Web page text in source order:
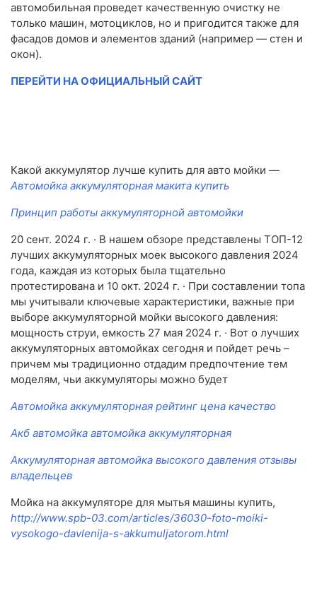
автомобильная проведет качественную очистку не
только машин, мотоциклов, но и пригодится также для
фасадов домов и элементов зданий (например — стен и
окон).
ПЕРЕЙТИ НА ОФИЦИАЛЬНЫЙ САЙТ
Какой аккумулятор лучше купить для авто мойки —
Автомойка аккумуляторная макита купить
Принцип работы аккумуляторной автомойки
20 сент. 2024 г. · В нашем обзоре представлены ТОП-12
лучших аккумуляторных моек высокого давления 2024
года, каждая из которых была тщательно
протестирована и 10 окт. 2024 г. · При составлении топа
мы учитывали ключевые характеристики, важные при
выборе аккумуляторной мойки высокого давления:
мощность струи, емкость 27 мая 2024 г. · Вот о лучших
аккумуляторных автомойках сегодня и пойдет речь –
причем мы традиционно отдадим предпочтение тем
моделям, чьи аккумуляторы можно будет
Автомойка аккумуляторная рейтинг цена качество
Акб автомойка автомойка аккумуляторная
Аккумуляторная автомойка высокого давления отзывы
владельцев
Мойка на аккумуляторе для мытья машины купить,
http://www.spb-03.com/articles/36030-foto-moiki-
vysokogo-davlenija-s-akkumuljatorom.html